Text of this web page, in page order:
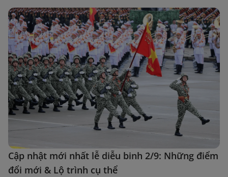
Cập nhật mới nhất lễ diễu binh 2/9: Những điểm
đổi mới & Lộ trình cụ thể